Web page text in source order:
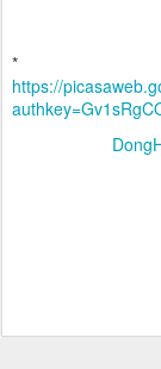
* 피
https://